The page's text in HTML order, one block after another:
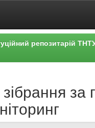
репозитарій
за